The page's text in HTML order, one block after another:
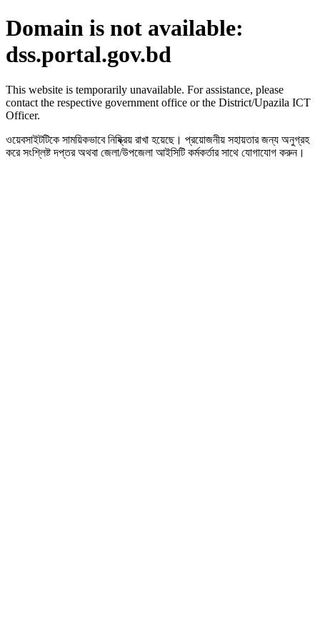
Domain is not available:
dss.portal.gov.bd
This website is temporarily unavailable. For assistance, please
contact the respective government office or the District/Upazila ICT
Officer.
ওয়েবসাইটটিকে সাময়িকভাবে নিষ্ক্রিয় রাখা হয়েছে। প্রয়োজনীয় সহায়তার জন্য অনুগ্রহ
করে সংশ্লিষ্ট দপ্তর অথবা জেলা/উপজেলা আইসিটি কর্মকর্তার সাথে যোগাযোগ করুন।